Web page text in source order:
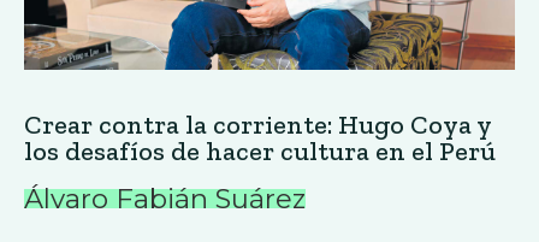
Crear contra la corriente: Hugo Coya y
los desafíos de hacer cultura en el Perú
Álvaro Fabián Suárez